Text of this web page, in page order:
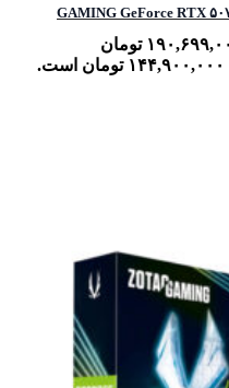
قیمت اصلی ۱۹۰,۶۹۹,۰۰۰ تومان